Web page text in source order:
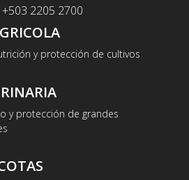
+503 2205 2700
y protección de cultivos
y protección de grandes